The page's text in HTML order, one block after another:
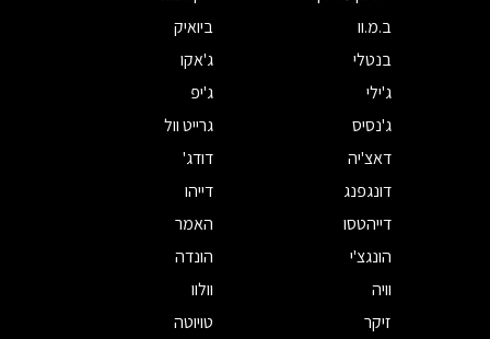
ב.מ.וו
ביואיק
בנטלי
ג'אקו
ג'ילי
ג'יפ
ג'נסיס
גרייט וול
דאצ'יה
דודג'
דונגפנג
דייהו
דייהטסו
האמר
הונגצ'י
הונדה
וויה
וולוו
זיקר
טויוטה